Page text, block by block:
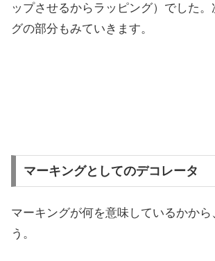
ップさせるからラッピング）でした
グの部分もみていきます。
マーキングとしてのデコレータ
マーキングが何を意味しているかから
う。